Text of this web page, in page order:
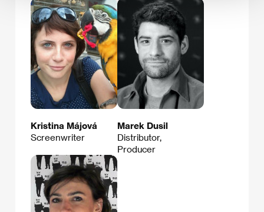
Kristina Májová
Screenwriter
Marek Dusil
Distributor,
Producer